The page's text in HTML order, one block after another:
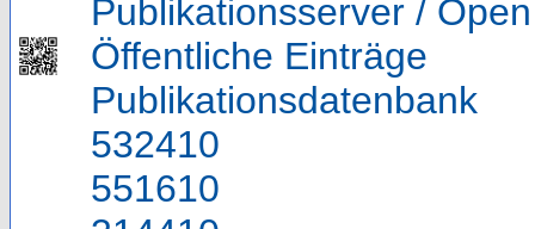
Publikationsserver /
Öffentliche Einträge
Publikationsdatenbank
532410
551610